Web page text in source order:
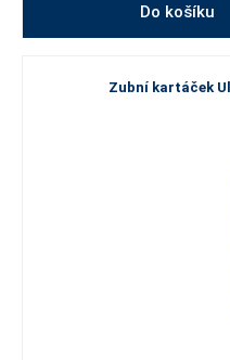
Do košíku
Zubní kartáček